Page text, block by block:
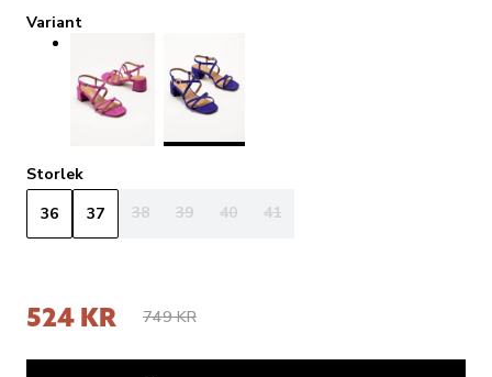
Variant
Storlek
36
37 38 39 40 41
524 KR 749 KR